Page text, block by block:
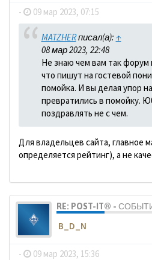
- 09 мар 2023, 07:15
MATZHERписал(а): ↑
08 мар 2023, 22:48
Не знаю чем вам так форум
что пишут на гостевой
помойка. И вы делая упор
превратились в помойку.
поздравлять не с чем.
Для владельцев сайта, главное
определяется рейтинг), а не
RE: POST-IT® -
B_D_N
- 09 мар 2023, 15:36